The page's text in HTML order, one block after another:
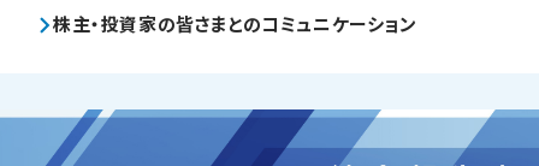
株主・投資家の皆さまとのコミュニケーション